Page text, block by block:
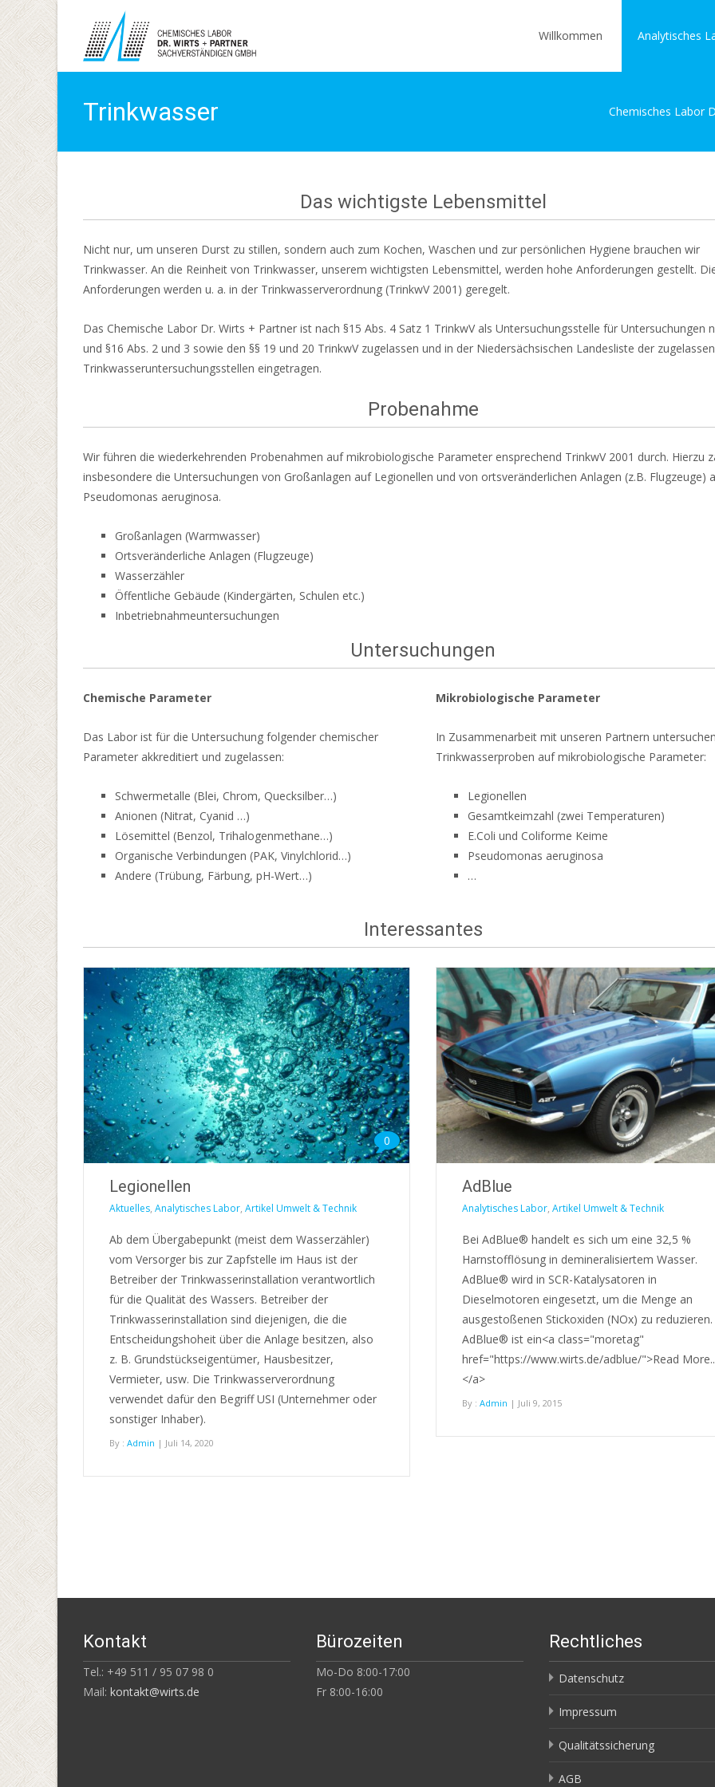
Willkommen Analytisches
Trinkwasser Chemisches Labor
Das wichtigste Lebensmittel
Nicht nur, um unseren Durst zu stillen, sondern auch zum Kochen, Waschen und zur persönlichen Hygiene brauchen wir
Trinkwasser. An die Reinheit von Trinkwasser, unserem wichtigsten Lebensmittel, werden hohe Anforderungen gestellt.
Anforderungen werden u. a. in der Trinkwasserverordnung (TrinkwV 2001) geregelt.
Das Chemische Labor Dr. Wirts + Partner ist nach §15 Abs. 4 Satz 1 TrinkwV als Untersuchungsstelle für Untersuchungen
und §16 Abs. 2 und 3 sowie den §§ 19 und 20 TrinkwV zugelassen und in der Niedersächsischen Landesliste der
Trinkwasseruntersuchungsstellen eingetragen.
Probenahme
Wir führen die wiederkehrenden Probenahmen auf mikrobiologische Parameter ensprechend TrinkwV 2001 durch. Hierzu
insbesondere die Untersuchungen von Großanlagen auf Legionellen und von ortsveränderlichen Anlagen (z.B. Flugzeuge)
Pseudomonas aeruginosa.
Großanlagen (Warmwasser)
Ortsveränderliche Anlagen (Flugzeuge)
Wasserzähler
Öffentliche Gebäude (Kindergärten, Schulen etc.)
Inbetriebnahmeuntersuchungen
Untersuchungen
Chemische Parameter
Das Labor ist für die Untersuchung folgender chemischer
Parameter akkreditiert und zugelassen:
Schwermetalle (Blei, Chrom, Quecksilber…)
Anionen (Nitrat, Cyanid …)
Lösemittel (Benzol, Trihalogenmethane…)
Organische Verbindungen (PAK, Vinylchlorid…)
Andere (Trübung, Färbung, pH-Wert…)
Mikrobiologische Parameter
In Zusammenarbeit mit unseren Partnern
Trinkwasserproben auf mikrobiologische Parameter:
Legionellen
Gesamtkeimzahl (zwei Temperaturen)
E.Coli und Coliforme Keime
Pseudomonas aeruginosa
…
Interessantes
0
Legionellen
Aktuelles, Analytisches Labor, Artikel Umwelt & Technik
Ab dem Übergabepunkt (meist dem Wasserzähler)
vom Versorger bis zur Zapfstelle im Haus ist der
Betreiber der Trinkwasserinstallation verantwortlich
für die Qualität des Wassers. Betreiber der
Trinkwasserinstallation sind diejenigen, die die
Entscheidungshoheit über die Anlage besitzen, also
z. B. Grundstückseigentümer, Hausbesitzer,
Vermieter, usw. Die Trinkwasserverordnung
verwendet dafür den Begriff USI (Unternehmer oder
sonstiger Inhaber).
By : Admin | Juli 14, 2020
AdBlue
Analytisches Labor, Artikel Umwelt & Technik
Bei AdBlue® handelt es sich um eine 32,5 %
Harnstofflösung in demineralisiertem Wasser.
AdBlue® wird in SCR-Katalysatoren in
Dieselmotoren eingesetzt, um die Menge an
ausgestoßenen Stickoxiden (NOx) zu reduzieren.
AdBlue® ist ein<a class="moretag"
href="https://www.wirts.de/adblue/">Read
</a>
By : Admin | Juli 9, 2015
Kontakt
Tel.: +49 511 / 95 07 98 0
Mail: kontakt@wirts.de
Bürozeiten
Mo-Do 8:00-17:00
Fr 8:00-16:00
Rechtliches
Datenschutz
Impressum
Qualitätssicherung
AGB